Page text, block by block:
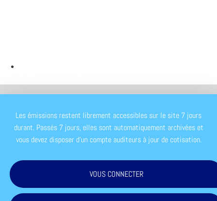
Les émissions restent librement accessibles sur le site 7 jours
durant. Passés 7 jours, elles sont automatiquement archivées et
vous devez disposer d'un compte auditeurs à jour de cotisation.
VOUS CONNECTER